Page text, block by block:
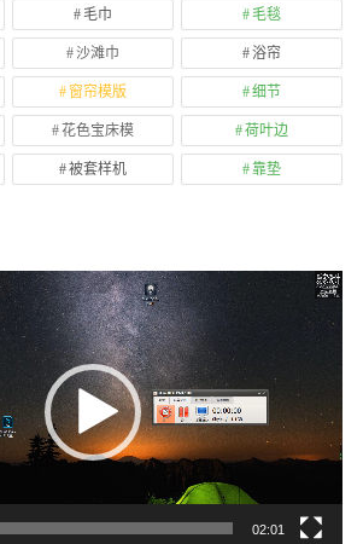
毛巾 毛毯
沙滩巾 浴帘
窗帘模版 细节
花色宝床模 荷叶边
被套样机 靠垫
02:01